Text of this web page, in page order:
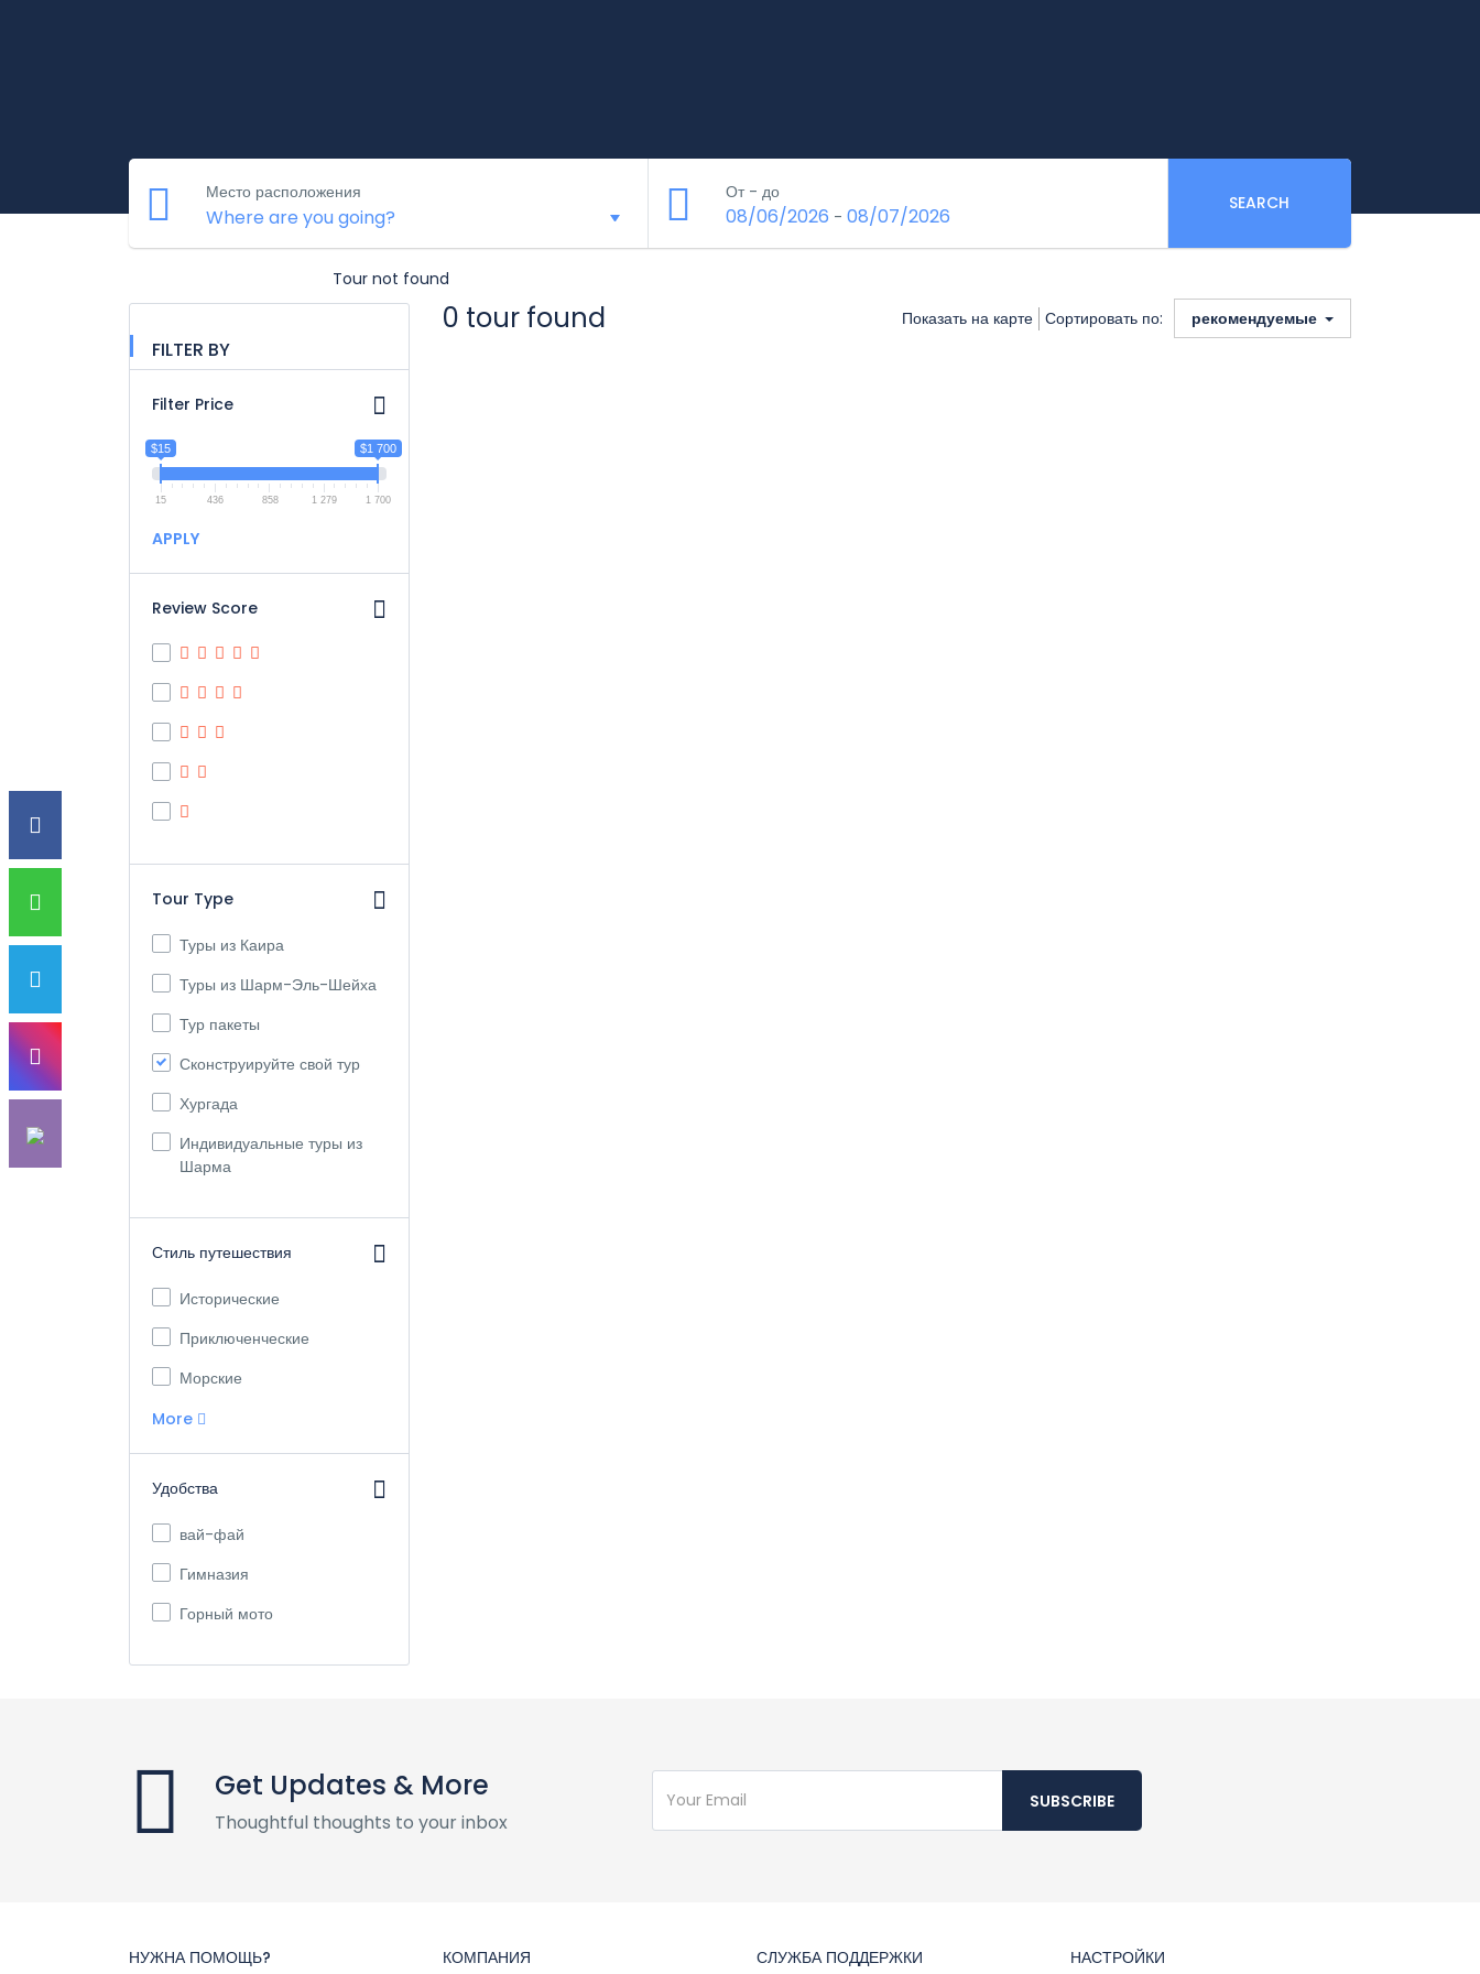
Место расположения От - до
08/06/2026 - 08/07/2026
SEARCH
FILTER BY
Filter Price
$15 $1 700
15 436 858 1 279 1 700
APPLY
Review Score
Tour Type
Туры из Каира
Туры из Шарм-Эль-Шейха
Тур пакеты
Сконструируйте свой тур
Хургада
Индивидуальные туры из
Шарма
Стиль путешествия
Исторические
Приключенческие
Морские
More
Удобства
вай-фай
Гимназия
Горный мото
0 tour found Показать на карте Сортировать по: рекомендуемые
Tour not found
Get Updates & More
Thoughtful thoughts to your inbox
SUBSCRIBE
НУЖНА ПОМОЩЬ? КОМПАНИЯ СЛУЖБА ПОДДЕРЖКИ НАСТРОЙКИ